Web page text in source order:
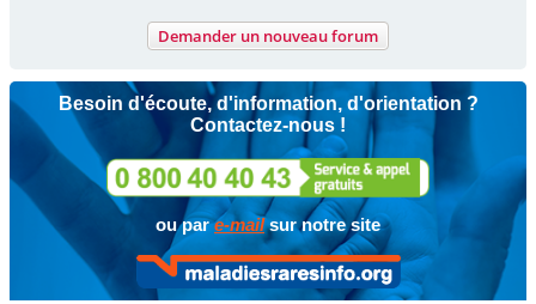
Demander un nouveau forum
Besoin d'écoute, d'information, d'orientation ?
Contactez-nous !
ou pare-mailsur notre site